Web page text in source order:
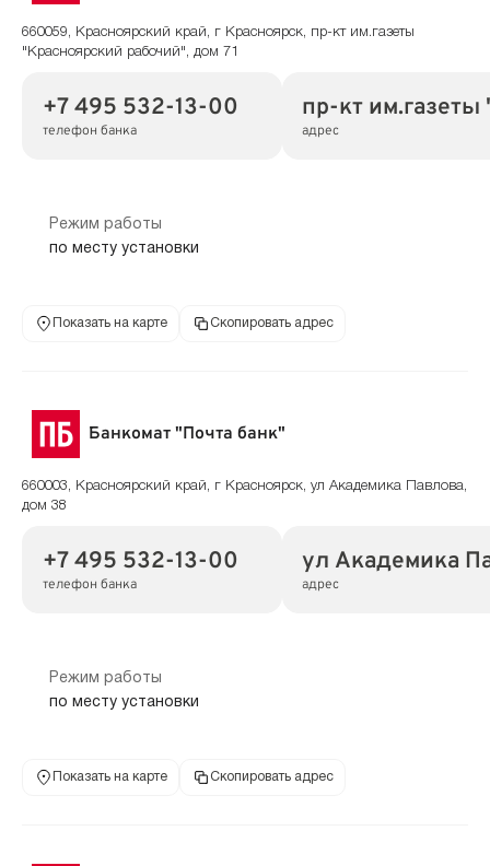
660059, Красноярский край, г Красноярск, пр-кт им.газеты
"Красноярский рабочий", дом 71
+7 495 532-13-00
телефон банка
пр-кт
адрес
Режим работы
по месту установки
Показать на карте Скопировать адрес
Банкомат "Почта банк"
660003, Красноярский край, г Красноярск, ул Академика Павлова,
дом 38
+7 495 532-13-00
телефон банка
ул Академика
адрес
Режим работы
по месту установки
Показать на карте Скопировать адрес